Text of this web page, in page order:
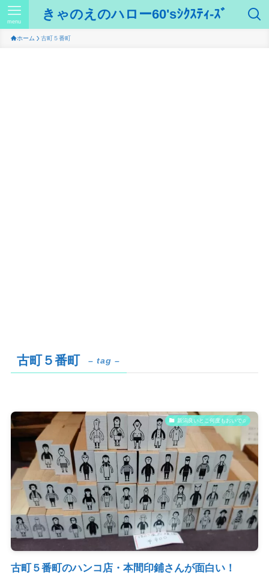
きゃのえのハロー60'sｼｸｽﾃｨ-ｽﾞ
menu
ホーム 古町５番町
古町５番町 – tag –
新潟良いとこ何度もおいで♫
古町５番町のハンコ店・本間印鋪さんが面白い！